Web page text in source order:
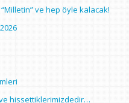
“Milletin” ve hep öyle kalacak!
hissettiklerimizdedir…